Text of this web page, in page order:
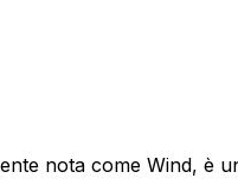
nota come Wind, è